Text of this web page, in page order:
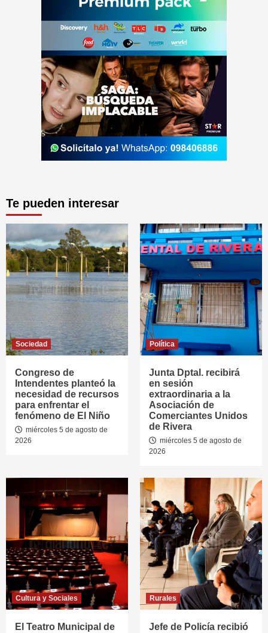
Te pueden interesar
Sociedad
Congreso de
Intendentes planteó la
necesidad de recursos
para enfrentar el
fenómeno de El Niño
miércoles 5 de agosto de
2026
Política
Junta Dptal. recibirá
en sesión
extraordinaria a la
Asociación de
Comerciantes Unidos
de Rivera
miércoles 5 de agosto de
2026
Cultura y Sociales
El Teatro Municipal de
Rurales
Jefe de Policía recibió